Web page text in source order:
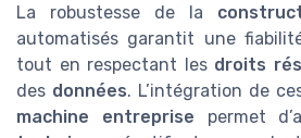
La robustesse de la
automatisés garantit une
tout en respectant les droits
des données. L’intégration de
machine entreprise permet